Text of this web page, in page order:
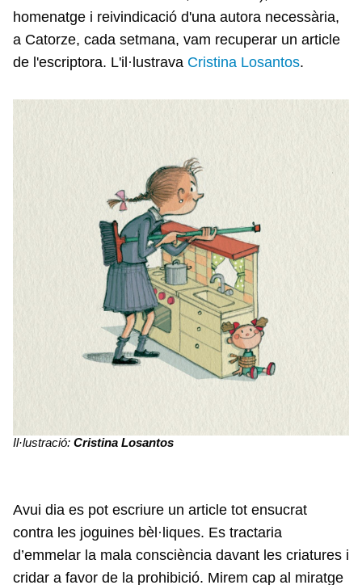
homenatge i reivindicació d'una autora necessària,
a Catorze, cada setmana, vam recuperar un article
de l'escriptora. L'il·lustrava Cristina Losantos.
Il·lustració: Cristina Losantos
Avui dia es pot escriure un article tot ensucrat
contra les joguines bèl·liques. Es tractaria
d’emmelar la mala consciència davant les criatures i
cridar a favor de la prohibició. Mirem cap al miratge